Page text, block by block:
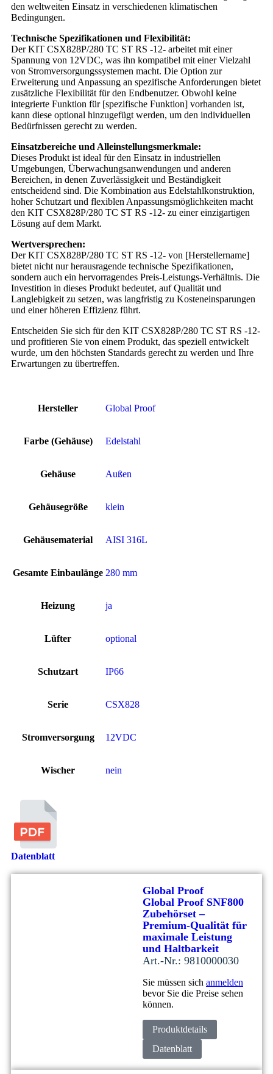
den weltweiten Einsatz in verschiedenen klimatischen
Bedingungen.
Technische Spezifikationen und Flexibilität:
Der KIT CSX828P/280 TC ST RS -12- arbeitet mit einer
Spannung von 12VDC, was ihn kompatibel mit einer Vielzahl
von Stromversorgungssystemen macht. Die Option zur
Erweiterung und Anpassung an spezifische Anforderungen bietet
zusätzliche Flexibilität für den Endbenutzer. Obwohl keine
integrierte Funktion für [spezifische Funktion] vorhanden ist,
kann diese optional hinzugefügt werden, um den individuellen
Bedürfnissen gerecht zu werden.
Einsatzbereiche und Alleinstellungsmerkmale:
Dieses Produkt ist ideal für den Einsatz in industriellen
Umgebungen, Überwachungsanwendungen und anderen
Bereichen, in denen Zuverlässigkeit und Beständigkeit
entscheidend sind. Die Kombination aus Edelstahlkonstruktion,
hoher Schutzart und flexiblen Anpassungsmöglichkeiten macht
den KIT CSX828P/280 TC ST RS -12- zu einer einzigartigen
Lösung auf dem Markt.
Wertversprechen:
Der KIT CSX828P/280 TC ST RS -12- von [Herstellername]
bietet nicht nur herausragende technische Spezifikationen,
sondern auch ein hervorragendes Preis-Leistungs-Verhältnis. Die
Investition in dieses Produkt bedeutet, auf Qualität und
Langlebigkeit zu setzen, was langfristig zu Kosteneinsparungen
und einer höheren Effizienz führt.
Entscheiden Sie sich für den KIT CSX828P/280 TC ST RS -12-
und profitieren Sie von einem Produkt, das speziell entwickelt
wurde, um den höchsten Standards gerecht zu werden und Ihre
Erwartungen zu übertreffen.
Hersteller Global Proof
Farbe (Gehäuse) Edelstahl
Gehäuse Außen
Gehäusegröße klein
Gehäusematerial AISI 316L
Gesamte Einbaulänge 280 mm
Heizung ja
Lüfter optional
Schutzart IP66
Serie CSX828
Stromversorgung 12VDC
Wischer nein
Datenblatt
Global Proof
Global Proof SNF800
Zubehörset –
Premium-Qualität für
maximale Leistung
und Haltbarkeit
Art.-Nr.: 9810000030
Sie müssen sich anmelden
bevor Sie die Preise sehen
können.
Produktdetails
Datenblatt